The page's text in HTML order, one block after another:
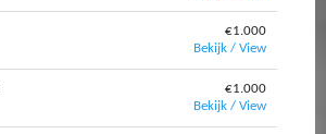
€1.000
Bekijk / View
€1.000
Bekijk / View